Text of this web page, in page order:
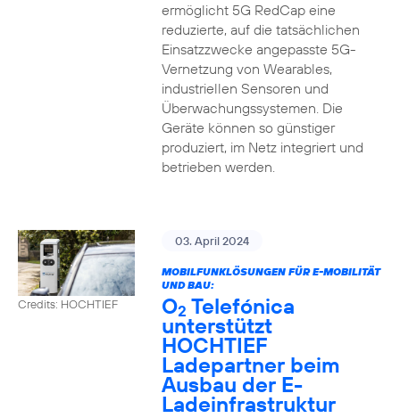
ermöglicht 5G RedCap eine
reduzierte, auf die tatsächlichen
Einsatzzwecke angepasste 5G-
Vernetzung von Wearables,
industriellen Sensoren und
Überwachungssystemen. Die
Geräte können so günstiger
produziert, im Netz integriert und
betrieben werden.
Credits: HOCHTIEF
03. April 2024
MOBILFUNKLÖSUNGEN FÜR E-MOBILITÄT
UND BAU:
O2 Telefónica
unterstützt
HOCHTIEF
Ladepartner beim
Ausbau der E-
Ladeinfrastruktur